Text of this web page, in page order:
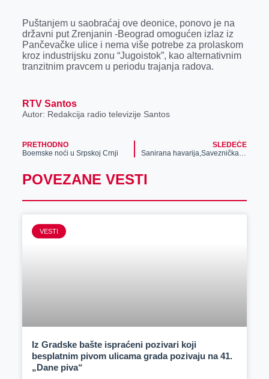
Puštanjem u saobraćaj ove deonice, ponovo je na
državni put Zrenjanin -Beograd omogućen izlaz iz
Pančevačke ulice i nema više potrebe za prolaskom
kroz industrijsku zonu “Jugoistok”, kao alternativnim
tranzitnim pravcem u periodu trajanja radova.
RTV Santos
Autor: Redakcija radio televizije Santos
PRETHODNO
Boemske noći u Srpskoj Crnji
SLEDEĆE
Sanirana havarija,Saveznička ulica otvorena za saobraćaj
POVEZANE VESTI
VESTI
Iz Gradske bašte ispraćeni pozivari koji
besplatnim pivom ulicama grada pozivaju na 41.
„Dane piva“